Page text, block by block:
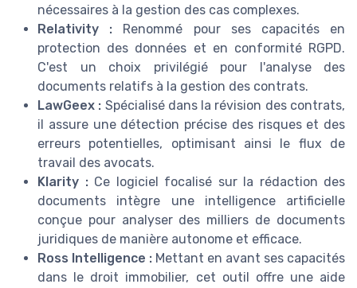
nécessaires à la gestion des cas complexes.
Relativity : Renommé pour ses capacités en
protection des données et en conformité RGPD.
C'est un choix privilégié pour l'analyse des
documents relatifs à la gestion des contrats.
LawGeex : Spécialisé dans la révision des contrats,
il assure une détection précise des risques et des
erreurs potentielles, optimisant ainsi le flux de
travail des avocats.
Klarity :Ce logiciel focalisé sur la rédaction des
documents intègre une intelligence artificielle
conçue pour analyser des milliers de documents
juridiques de manière autonome et efficace.
Ross Intelligence : Mettant en avant ses capacités
dans le droit immobilier, cet outil offre une aide